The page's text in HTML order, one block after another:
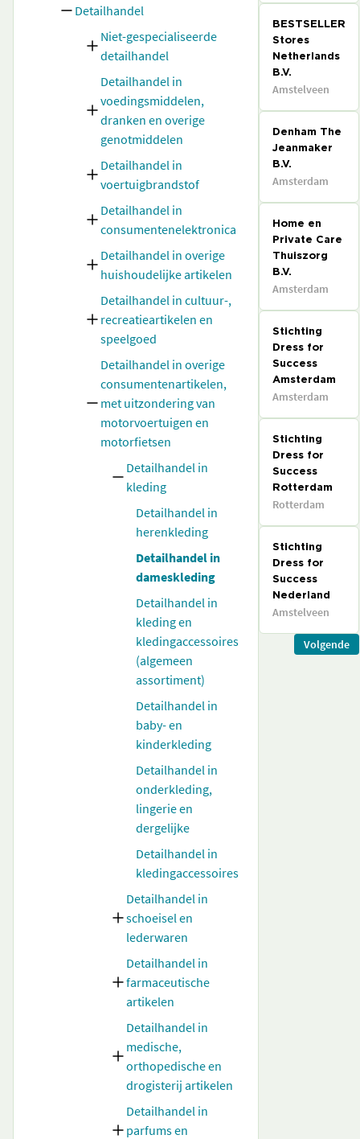
Detailhandel
Niet-gespecialiseerde
detailhandel
Detailhandel in
voedingsmiddelen,
dranken en overige
genotmiddelen
Detailhandel in
voertuigbrandstof
Detailhandel in
consumentenelektronica
Detailhandel in overige
huishoudelijke artikelen
Detailhandel in cultuur-,
recreatieartikelen en
speelgoed
Detailhandel in overige
consumentenartikelen,
met uitzondering van
motorvoertuigen en
motorfietsen
Detailhandel in
kleding
Detailhandel in
herenkleding
Detailhandel in
dameskleding
Detailhandel in
kleding en
kledingaccessoires
(algemeen
assortiment)
Detailhandel in
baby- en
kinderkleding
Detailhandel in
onderkleding,
lingerie en
dergelijke
Detailhandel in
kledingaccessoires
Detailhandel in
schoeisel en
lederwaren
Detailhandel in
farmaceutische
artikelen
Detailhandel in
medische,
orthopedische en
drogisterij artikelen
Detailhandel in
parfums en
BESTSELLER
Stores
Netherlands
B.V.
Amstelveen
Denham The
Jeanmaker
B.V.
Amsterdam
Home en
Private Care
Thuiszorg
B.V.
Amsterdam
Stichting
Dress for
Success
Amsterdam
Amsterdam
Stichting
Dress for
Success
Rotterdam
Rotterdam
Stichting
Dress for
Success
Nederland
Amstelveen
Volgende